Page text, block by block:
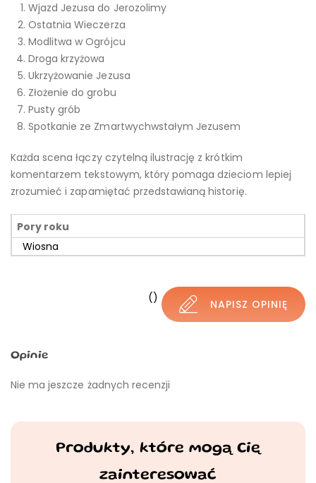
Wjazd Jezusa do Jerozolimy
Ostatnia Wieczerza
Modlitwa w Ogrójcu
Droga krzyżowa
Ukrzyżowanie Jezusa
Złożenie do grobu
Pusty grób
Spotkanie ze Zmartwychwstałym Jezusem
Każda scena łączy czytelną ilustrację z krótkim
komentarzem tekstowym, który pomaga dzieciom lepiej
zrozumieć i zapamiętać przedstawianą historię.
Pory roku
Wiosna
() NAPISZ OPINIĘ
Opinie
Nie ma jeszcze żadnych recenzji
Produkty, które mogą Cię
zainteresować